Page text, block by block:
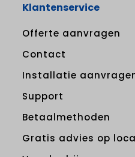
Klantenservice
Offerte aanvragen
Contact
Installatie
Support
Betaalmethoden
Gratis advies op